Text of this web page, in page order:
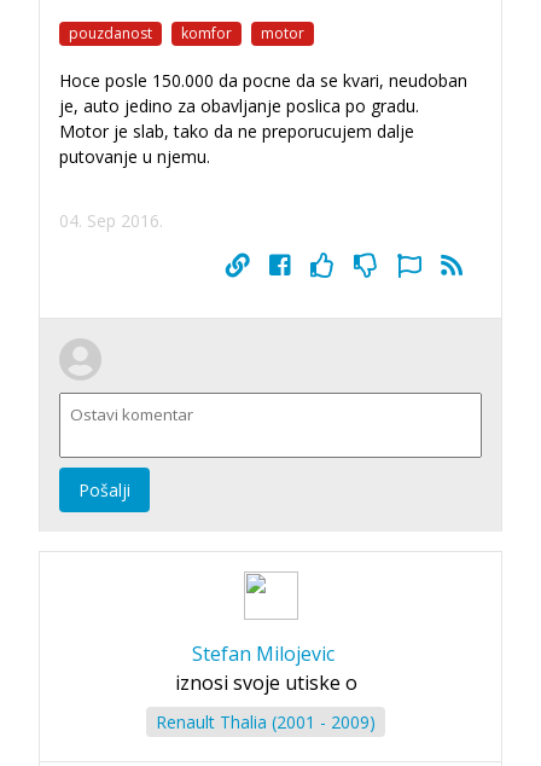
pouzdanost komfor motor
Hoce posle 150.000 da pocne da se kvari, neudoban
je, auto jedino za obavljanje poslica po gradu.
Motor je slab, tako da ne preporucujem dalje
putovanje u njemu.
04. Sep 2016.
Pošalji
Stefan Milojevic
iznosi svoje utiske o
Renault Thalia (2001 - 2009)